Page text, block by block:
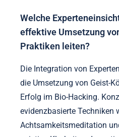
Welche
effektive Umsetzung
Praktiken leiten?
Die Integration von
die Umsetzung von Geist-
Erfolg im Bio-Hacking.
evidenzbasierte Techniken
Achtsamkeitsmeditation